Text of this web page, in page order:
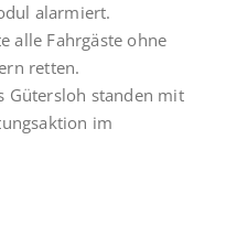
alarmiert.
alle Fahrgäste ohne
retten.
Gütersloh standen mit
im